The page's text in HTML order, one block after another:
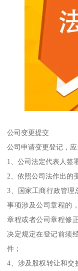
公司变更提交
公司申请变更登记，
1、公司法定代表人签
2、依照公司法作出的
3、国家工商行政管理
事项涉及公司章程的
章程或者公司章程修
决定规定在登记前须
件；
4、涉及股权转让和交